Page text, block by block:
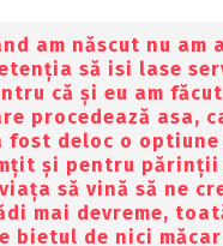
am născut nu am
să isi lase
că și eu am
procedează asa,
deloc o optiune
și pentru părinții
să vină să ne
mai devreme,
bietul de nici